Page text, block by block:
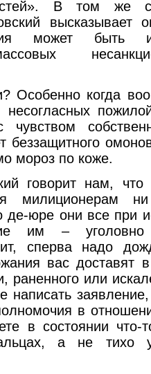
В том же
высказывает
может быть
Особенно когда
беззащитного
мороз по коже.
говорит нам,
милиционерам
де-юре они все при
им – уголовно
сперва надо
вас доставят в
раненного или
заявление,
в
в состоянии что-
а не тихо